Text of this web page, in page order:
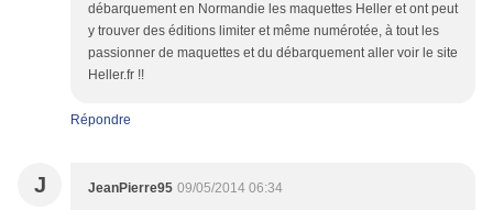
débarquement en Normandie les maquettes Heller et ont peut
y trouver des éditions limiter et même numérotée, à tout les
passionner de maquettes et du débarquement aller voir le site
Heller.fr !!
Répondre
J JeanPierre95 09/05/2014 06:34